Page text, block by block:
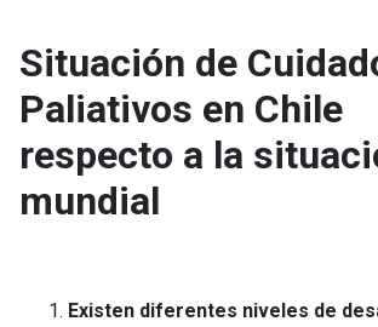
Situación de
Paliativos en Chile
respecto a la
mundial
Existen diferentes niveles de